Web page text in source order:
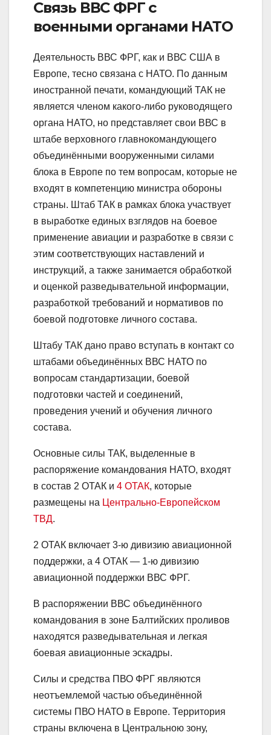
Связь ВВС ФРГ с
военными органами НАТО
Деятельность ВВС ФРГ, как и ВВС США в
Европе, тесно связана с НАТО. По данным
иностранной печати, командующий ТАК не
является членом какого-либо руководящего
органа НАТО, но представляет свои ВВС в
штабе верховного главнокомандующего
объединёнными вооруженными силами
блока в Европе по тем вопросам, которые не
входят в компетенцию министра обороны
страны. Штаб ТАК в рамках блока участвует
в выработке единых взглядов на боевое
применение авиации и разработке в связи с
этим соответствующих наставлений и
инструкций, а также занимается обработкой
и оценкой разведывательной информации,
разработкой требований и нормативов по
боевой подготовке личного состава.
Штабу ТАК дано право вступать в контакт со
штабами объединённых ВВС НАТО по
вопросам стандартизации, боевой
подготовки частей и соединений,
проведения учений и обучения личного
состава.
Основные силы ТАК, выделенные в
распоряжение командования НАТО, входят
в состав 2 ОТАК и 4 ОТАК, которые
размещены на Центрально-Европейском
ТВД.
2 ОТАК включает 3-ю дивизию авиационной
поддержки, а 4 ОТАК — 1-ю дивизию
авиационной поддержки ВВС ФРГ.
В распоряжении ВВС объединённого
командования в зоне Балтийских проливов
находятся разведывательная и легкая
боевая авиационные эскадры.
Силы и средства ПВО ФРГ являются
неотъемлемой частью объединённой
системы ПВО НАТО в Европе. Территория
страны включена в Центральною зону,